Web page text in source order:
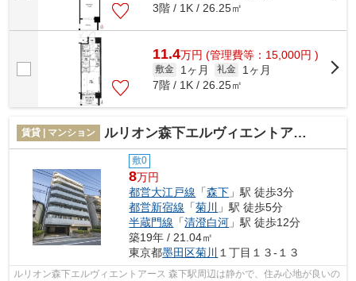
3階 / 1K / 26.25㎡
11.4万円 (管理費等：15,000円 )
敷金 1ヶ月 礼金
1ヶ月
7階 / 1K / 26.25㎡
賃貸 | マンション ルリオン森下エルヴィエントアース
敷0
8万円
都営大江戸線 「森下 」駅 徒歩3分
都営新宿線 「菊川
」駅 徒歩5分
半蔵門線 「清澄白河 」駅 徒歩12分
築19年 / 21.04㎡
東京都墨田区菊川 １丁目１３-１３
ルリオン森下エルヴィエントアース 森下駅周辺は静かで、住み心地が良いの